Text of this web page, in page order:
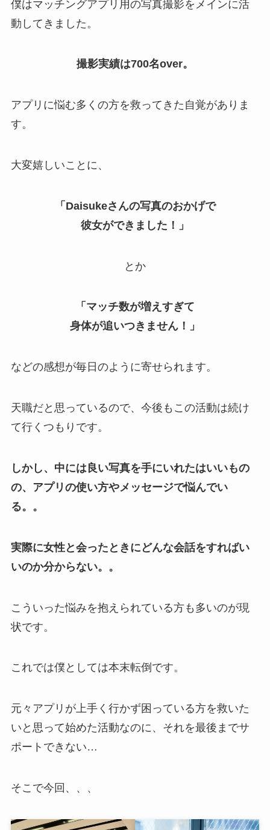
僕はマッチングアプリ用の写真撮影をメインに活
動してきました。
撮影実績は700名over。
アプリに悩む多くの方を救ってきた自覚がありま
す。
大変嬉しいことに、
「Daisukeさんの写真のおかげで
彼女ができました！」
とか
「マッチ数が増えすぎて
身体が追いつきません！」
などの感想が毎日のように寄せられます。
天職だと思っているので、今後もこの活動は続け
て行くつもりです。
しかし、中には良い写真を手にいれたはいいもの
の、アプリの使い方やメッセージで悩んでい
る。。
実際に女性と会ったときにどんな会話をすればい
いのか分からない。。
こういった悩みを抱えられている方も多いのが現
状です。
これでは僕としては本末転倒です。
元々アプリが上手く行かず困っている方を救いた
いと思って始めた活動なのに、それを最後までサ
ポートできない…
そこで今回、、、